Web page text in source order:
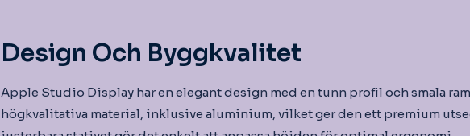
Design Och Byggkvalitet
Apple Studio Display har en elegant design med en tunn profil och smala
högkvalitativa material, inklusive aluminium, vilket ger den ett premium